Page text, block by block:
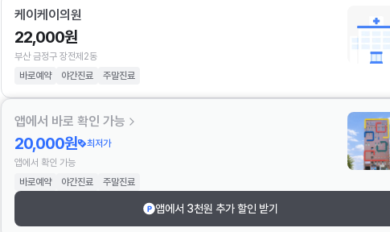
케이케이의원
22,000원
부산 금정구 장전제2동
바로예약
야간진료 주말진료
앱에서 바로 확인 가능
20,000원
최저가
앱에서 확인 가능
바로예약
야간진료 주말진료
앱에서 3천원 추가 할인 받기